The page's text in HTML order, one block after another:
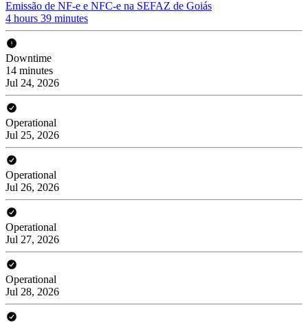
Emissão de NF-e e NFC-e na SEFAZ de Goiás
4 hours 39 minutes
Downtime
14 minutes
Jul 24, 2026
Operational
Jul 25, 2026
Operational
Jul 26, 2026
Operational
Jul 27, 2026
Operational
Jul 28, 2026